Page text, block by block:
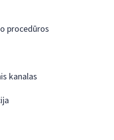
procedūros
kanalas